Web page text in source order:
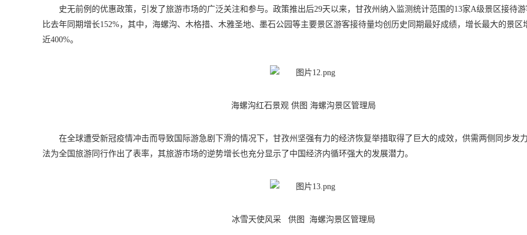
史无前例的优惠政策，引发了旅游市场的广泛关注和参与。政策推出后29天以来，甘孜州纳入监测统计范围的13家A级景区接待
比去年同期增长152%，其中，海螺沟、木格措、木雅圣地、墨石公园等主要景区游客接待量均创历史同期最好成绩，增长最大的景区
近400%。
海螺沟红石景观 供图 海螺沟景区管理局
在全球遭受新冠疫情冲击而导致国际游急剧下滑的情况下，甘孜州坚强有力的经济恢复举措取得了巨大的成效，供需两侧同步发
法为全国旅游同行作出了表率，其旅游市场的逆势增长也充分显示了中国经济内循环强大的发展潜力。
冰雪天使风采 供图 海螺沟景区管理局